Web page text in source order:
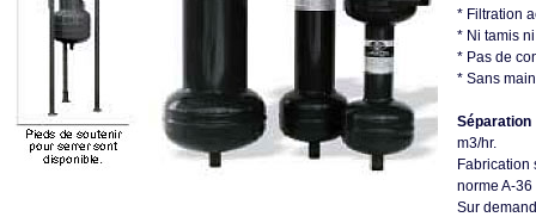
* Filtration
* Ni tamis
* Pas de
* Sans
Séparation
m3/hr.
Fabrication
norme A-36
Sur